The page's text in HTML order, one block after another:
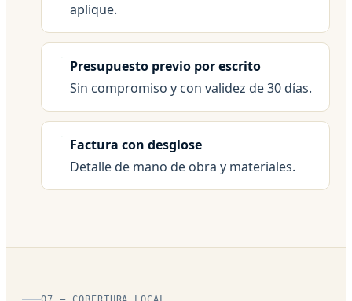
aplique.
Presupuesto previo por escrito
Sin compromiso y con validez de 30 días.
Factura con desglose
Detalle de mano de obra y materiales.